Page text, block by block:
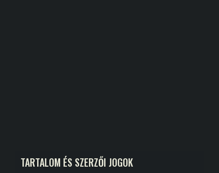
TARTALOM ÉS SZERZŐI JOGOK